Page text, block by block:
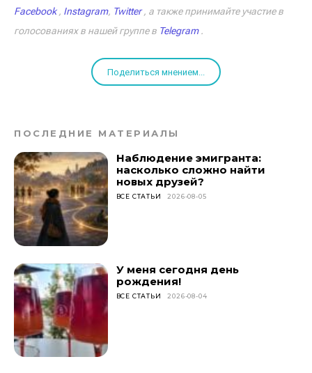
Facebook, Instagram, Twitter, а также принимайте участие в
голосованиях в нашей группе в Telegram.
Поделиться мнением...
ПОСЛЕДНИЕ МАТЕРИАЛЫ
Наблюдение эмигранта:
насколько сложно найти
новых друзей?
ВСЕ СТАТЬИ 2026-08-05
У меня сегодня день
рождения!
ВСЕ СТАТЬИ 2026-08-04